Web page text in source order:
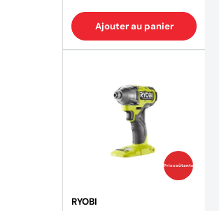
Ajouter au panier
Prix coûtants
RYOBI